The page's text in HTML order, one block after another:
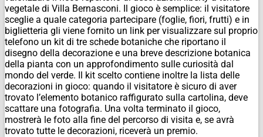
vegetale di Villa Bernasconi. Il gioco è semplice: il visitatore
sceglie a quale categoria partecipare (foglie, fiori, frutti) e in
biglietteria gli viene fornito un link per visualizzare sul proprio
telefono un kit di tre schede botaniche che riportano il
disegno della decorazione e una breve descrizione botanica
della pianta con un approfondimento sulle curiosità dal
mondo del verde. Il kit scelto contiene inoltre la lista delle
decorazioni in gioco: quando il visitatore è sicuro di aver
trovato l’elemento botanico raffigurato sulla cartolina, deve
scattare una fotografia. Una volta terminato il gioco,
mostrerà le foto alla fine del percorso di visita e, se avrà
trovato tutte le decorazioni, riceverà un premio.